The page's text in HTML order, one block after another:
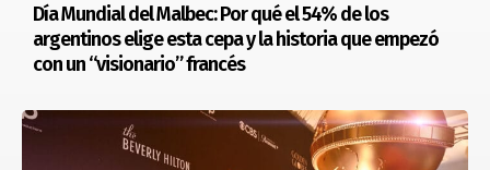
Día Mundial del Malbec: Por qué el 54% de los
argentinos elige esta cepa y la historia que empezó
con un “visionario” francés